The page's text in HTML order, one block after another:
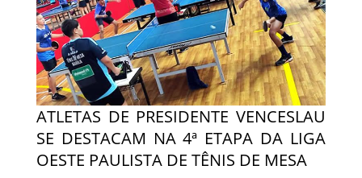
ATLETAS DE PRESIDENTE VENCESLAU
SE DESTACAM NA 4ª ETAPA DA LIGA
OESTE PAULISTA DE TÊNIS DE MESA